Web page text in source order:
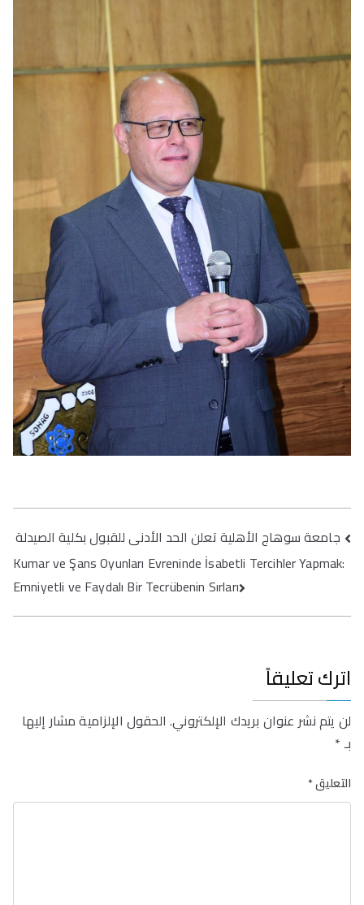
تصفّح
المقالات
جامعة سوهاج الأهلية تعلن الحد الأدنى للقبول بكلية الصيدلة
Kumar ve Şans Oyunları Evreninde İsabetli Tercihler Yapmak:
Emniyetli ve Faydalı Bir Tecrübenin Sırları
اترك تعليقاً
لن يتم نشر عنوان بريدك الإلكتروني. الحقول الإلزامية مشار إليها
بـ*
التعليق*